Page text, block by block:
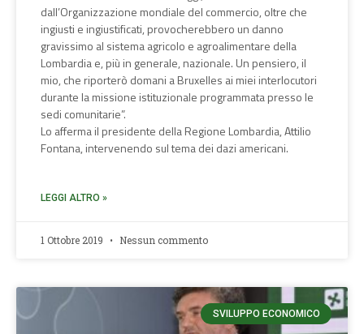
dall’Organizzazione mondiale del commercio, oltre che
ingiusti e ingiustificati, provocherebbero un danno
gravissimo al sistema agricolo e agroalimentare della
Lombardia e, più in generale, nazionale. Un pensiero, il
mio, che riporterò domani a Bruxelles ai miei interlocutori
durante la missione istituzionale programmata presso le
sedi comunitarie”.
Lo afferma il presidente della Regione Lombardia, Attilio
Fontana, intervenendo sul tema dei dazi americani.
LEGGI ALTRO »
1 Ottobre 2019 Nessun commento
SVILUPPO ECONOMICO